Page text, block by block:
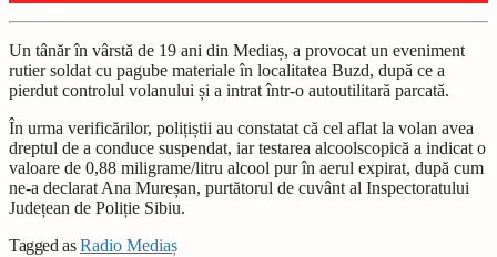
Un tânăr în vârstă de 19 ani din Mediaș, a provocat un eveniment
rutier soldat cu pagube materiale în localitatea Buzd, după ce a
pierdut controlul volanului și a intrat într-o autoutilitară parcată.
În urma verificărilor, polițiștii au constatat că cel aflat la volan avea
dreptul de a conduce suspendat, iar testarea alcoolscopică a indicat o
valoare de 0,88 miligrame/litru alcool pur în aerul expirat, după cum
ne-a declarat Ana Mureșan, purtătorul de cuvânt al Inspectoratului
Județean de Poliție Sibiu.
Tagged asRadio Mediaș